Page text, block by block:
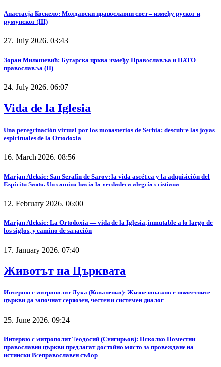
Анастасја Коскело: Молдавски православни свет – између руског и
румунског (III)
27. July 2026. 03:43
Зоран Милошевић: Бугарска црква између Православља и НАТО
православља (II)
24. July 2026. 06:07
Vida de la Iglesia
Una peregrinación virtual por los monasterios de Serbia: descubre las joyas
espirituales de la Ortodoxia
16. March 2026. 08:56
Marjan Aleksic: San Serafín de Sarov: la vida ascética y la adquisición del
Espíritu Santo. Un camino hacia la verdadera alegría cristiana
12. February 2026. 06:00
Marjan Aleksic: La Ortodoxia — vida de la Iglesia, inmutable a lo largo de
los siglos, y camino de sanación
17. January 2026. 07:40
Животът на Църквата
Интервю с митрополит Лука (Коваленко): Жизненоважно е поместните
църкви да започнат сериозен, честен и системен диалог
25. June 2026. 09:24
Интервю с митрополит Теодосий (Снигирьов): Няколко Поместни
православни църкви предлагат достойно място за провеждане на
истински Всеправославен събор